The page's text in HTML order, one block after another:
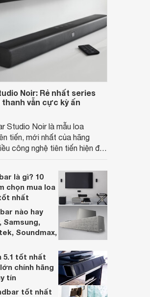
Noir: Rẻ nhất series
vẫn cực kỳ ấn
Studio Noir là mẫu loa
tiến, mới nhất của hãng
công nghệ tiên tiến hiện đại
đủ các nhu cầu cần thiết cho
là gì? 10
chọn mua loa
nhất
nào hay
Samsung,
Soundmax,
5.1 tốt nhất
chính hãng
tín
tốt nhất